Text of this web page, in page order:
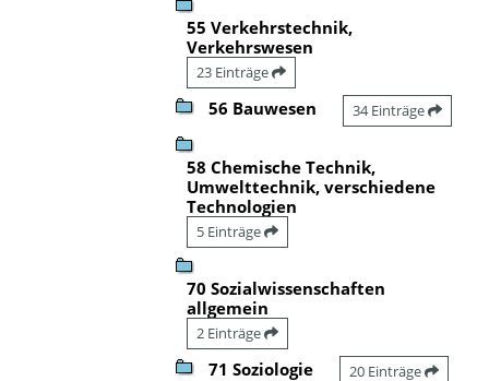
55 Verkehrstechnik,
Verkehrswesen
23 Einträge
56 Bauwesen 34 Einträge
58 Chemische Technik,
Umwelttechnik, verschiedene
Technologien
5 Einträge
70 Sozialwissenschaften
allgemein
2 Einträge
71 Soziologie 20 Einträge